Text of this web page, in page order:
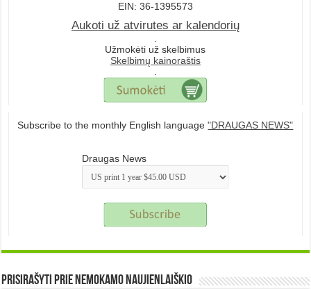
EIN: 36-1395573
Aukoti už atvirutes ar kalendorių
.
Užmokėti už skelbimus
Skelbimų kainoraštis
.
Subscribe to the monthly English language"DRAUGAS NEWS"
Draugas News
Prisirašyti prie nemokamo naujienlaiškio